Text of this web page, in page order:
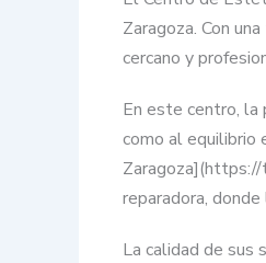
Zaragoza. Con
cercano y
En este centro, la
como al equilibrio
Zaragoza](https://
reparadora,
La calidad de sus